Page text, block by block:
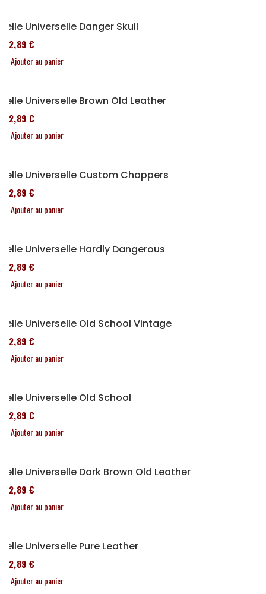
Selle Universelle Danger Skull
152,89 €
Ajouter au panier
Selle Universelle Brown Old Leather
152,89 €
Ajouter au panier
Selle Universelle Custom Choppers
152,89 €
Ajouter au panier
Selle Universelle Hardly Dangerous
152,89 €
Ajouter au panier
Selle Universelle Old School Vintage
152,89 €
Ajouter au panier
Selle Universelle Old School
152,89 €
Ajouter au panier
Selle Universelle Dark Brown Old Leather
152,89 €
Ajouter au panier
Selle Universelle Pure Leather
152,89 €
Ajouter au panier